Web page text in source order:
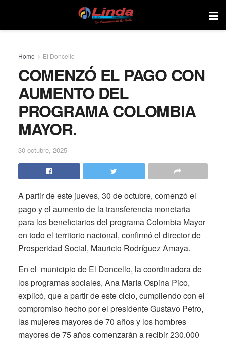
Home El Doncello
COMENZÓ EL PAGO CON
AUMENTO DEL
PROGRAMA COLOMBIA
MAYOR.
30 octubre, 2025
A partir de este jueves, 30 de octubre, comenzó el
pago y el aumento de la transferencia monetaria
para los beneficiarios del programa Colombia Mayor
en todo el territorio nacional, confirmó el director de
Prosperidad Social, Mauricio Rodríguez Amaya.
En el municipio de El Doncello, la coordinadora de
los programas sociales, Ana María Ospina Pico,
explicó, que a partir de este ciclo, cumpliendo con el
compromiso hecho por el presidente Gustavo Petro,
las mujeres mayores de 70 años y los hombres
mayores de 75 años comenzarán a recibir 230.000